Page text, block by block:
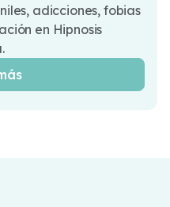
adicciones, fobias
en Hipnosis